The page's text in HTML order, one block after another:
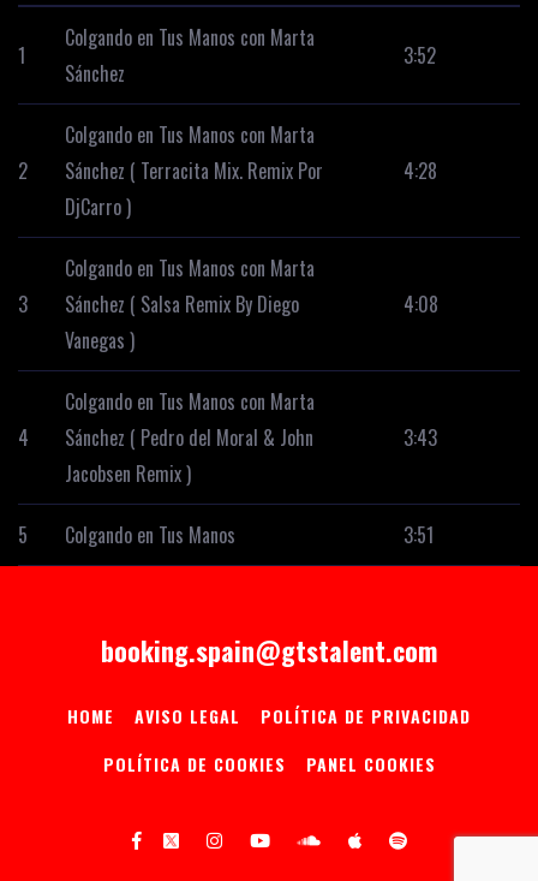
1
Colgando en Tus Manos con Marta
Sánchez
3:52
2
Colgando en Tus Manos con Marta
Sánchez ( Terracita Mix. Remix Por
DjCarro )
4:28
3
Colgando en Tus Manos con Marta
Sánchez ( Salsa Remix By Diego
Vanegas )
4:08
4
Colgando en Tus Manos con Marta
Sánchez ( Pedro del Moral & John
Jacobsen Remix )
3:43
5 Colgando en Tus Manos 3:51
booking.spain@gtstalent.com
HOME AVISO LEGAL
POLÍTICA DE PRIVACIDAD
POLÍTICA DE COOKIES
PANEL COOKIES